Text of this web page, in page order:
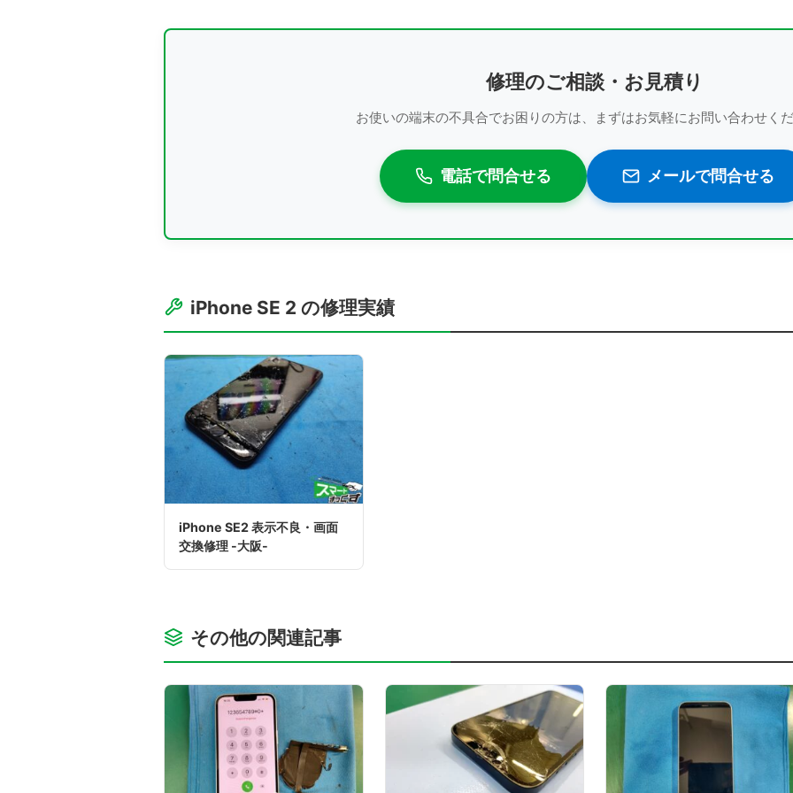
修理のご相談・お見積り
お使いの端末の不具合でお困りの方は、まずはお気軽にお問い合わせく
電話で問合せる メールで問合せる
iPhone SE 2 の修理実績
iPhone SE2 表示不良・画面
交換修理 -大阪-
その他の関連記事